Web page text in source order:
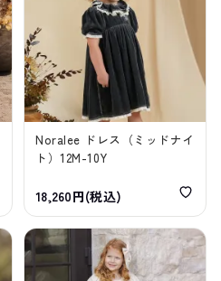
Noralee ドレス（ミッドナイ
ト）12M-10Y
18,260円(税込)